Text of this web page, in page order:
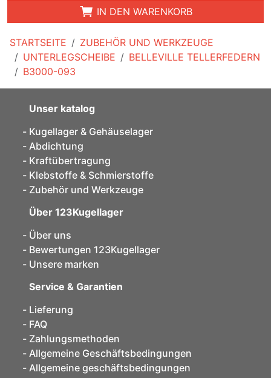
STARTSEITE
ZUBEHÖR UND WERKZEUGE
UNTERLEGSCHEIBE
BELLEVILLE TELLERFEDERN
B3000-093
IN DEN WARENKORB
Unser katalog
Kugellager & Gehäuselager
Abdichtung
Kraftübertragung
Klebstoffe & Schmierstoffe
Zubehör und Werkzeuge
Über 123Kugellager
Über uns
Bewertungen 123Kugellager
Unsere marken
Service & Garantien
Lieferung
FAQ
Zahlungsmethoden
Allgemeine Geschäftsbedingungen
Allgemeine geschäftsbedingungen